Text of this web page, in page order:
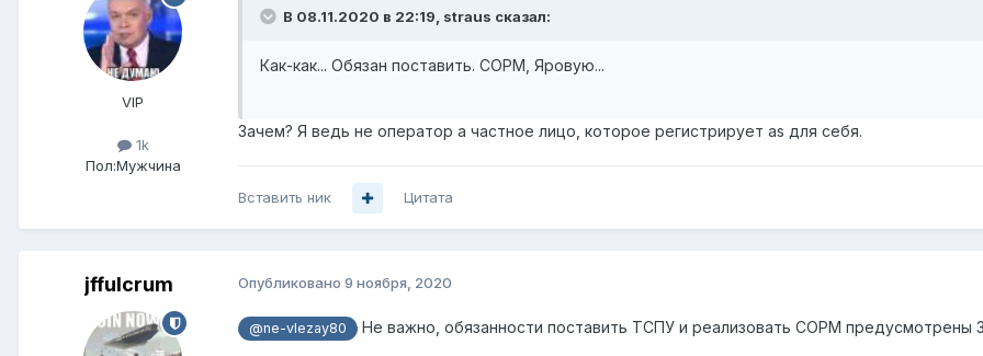
VIP
1k
Пол:Мужчина
В 08.11.2020 в 22:19, straus сказал:
Как-как... Обязан поставить. СОРМ, Яровую...
Зачем? Я ведь не оператор а частное лицо, которое регистрирует as для себя.
Вставить ник Цитата
jffulcrum Опубликовано 9 ноября, 2020
@ne-vlezay80 Не важно, обязанности поставить ТСПУ и реализовать СОРМ предусмотрены